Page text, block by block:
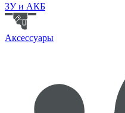
ЗУ и АКБ
Аксессуары